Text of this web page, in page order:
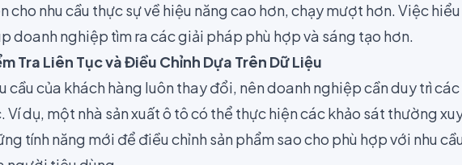
cho nhu cầu thực sự về hiệu năng cao hơn, chạy mượt hơn. Việc
doanh nghiệp tìm ra các giải pháp phù hợp và sáng tạo hơn.
Tra Liên Tục và Điều Chỉnh Dựa Trên Dữ Liệu
cầu của khách hàng luôn thay đổi, nên doanh nghiệp cần duy trì
Ví dụ, một nhà sản xuất ô tô có thể thực hiện các khảo sát thường
tính năng mới để điều chỉnh sản phẩm sao cho phù hợp với nhu